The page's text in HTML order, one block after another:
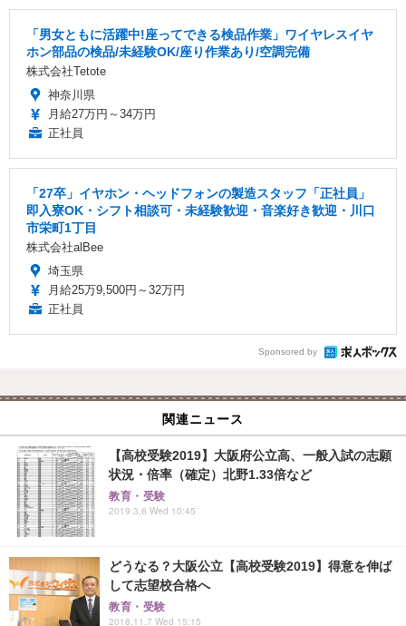
「男女ともに活躍中!座ってできる検品作業」ワイヤレスイヤ
ホン部品の検品/未経験OK/座り作業あり/空調完備
株式会社Tetote
神奈川県
月給27万円～34万円
正社員
「27卒」イヤホン・ヘッドフォンの製造スタッフ「正社員」
即入寮OK・シフト相談可・未経験歓迎・音楽好き歓迎・川口
市栄町1丁目
株式会社alBee
埼玉県
月給25万9,500円～32万円
正社員
Sponsored by
関連ニュース
【高校受験2019】大阪府公立高、一般入試の志願
状況・倍率（確定）北野1.33倍など
教育・受験
2019.3.6 Wed 10:45
どうなる？大阪公立【高校受験2019】得意を伸ば
して志望校合格へ
教育・受験
2018.11.7 Wed 15:15